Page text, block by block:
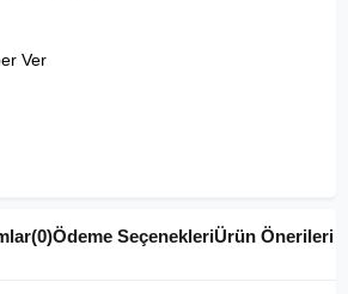
Ver
(0)Ödeme SeçenekleriÜrün Önerileri